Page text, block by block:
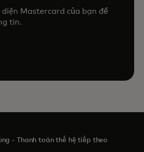
diện Mastercard của bạn để
tin.
- Thanh toán thế hệ tiếp theo